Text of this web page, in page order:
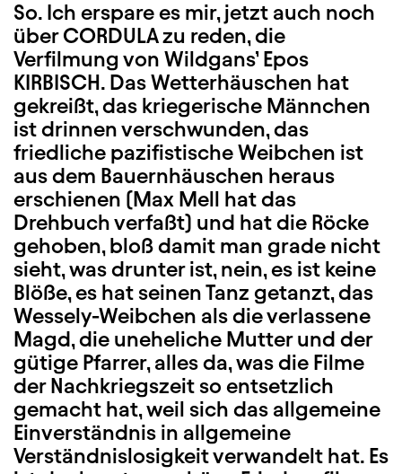
So. Ich erspare es mir, jetzt auch noch
über CORDULA zu reden, die
Verfilmung von Wildgans’ Epos
KIRBISCH. Das Wetterhäuschen hat
gekreißt, das kriegerische Männchen
ist drinnen verschwunden, das
friedliche pazifistische Weibchen ist
aus dem Bauernhäuschen heraus
erschienen (Max Mell hat das
Drehbuch verfaßt) und hat die Röcke
gehoben, bloß damit man grade nicht
sieht, was drunter ist, nein, es ist keine
Blöße, es hat seinen Tanz getanzt, das
Wessely-Weibchen als die verlassene
Magd, die uneheliche Mutter und der
gütige Pfarrer, alles da, was die Filme
der Nachkriegszeit so entsetzlich
gemacht hat, weil sich das allgemeine
Einverständnis in allgemeine
Verständnislosigkeit verwandelt hat. Es